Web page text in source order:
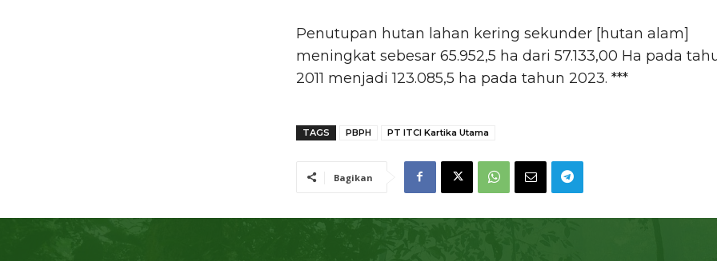
Penutupan hutan lahan kering sekunder [hutan alam]
meningkat sebesar 65.952,5 ha dari 57.133,00 Ha pada
2011 menjadi 123.085,5 ha pada tahun 2023. ***
TAGS PBPH PT ITCI Kartika Utama
Bagikan